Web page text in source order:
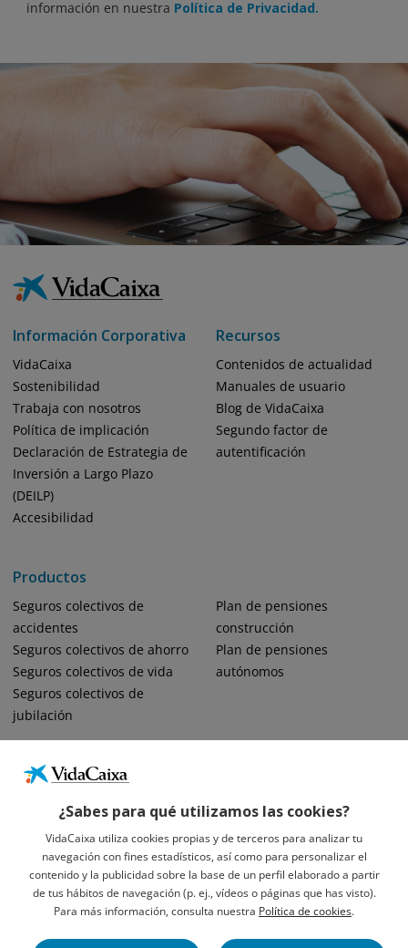
¿Sabes para qué utilizamos las cookies?
VidaCaixa utiliza cookies propias y de terceros para analizar tu
navegación con fines estadísticos, así como para personalizar el
contenido y la publicidad sobre la base de un perfil elaborado a partir
de tus hábitos de navegación (p. ej., vídeos o páginas que has visto).
Para más información, consulta nuestra Política de cookies.
información en nuestra Política de Privacidad.
Información Corporativa
VidaCaixa
Sostenibilidad
Trabaja con nosotros
Política de implicación
Declaración de Estrategia de
Inversión a Largo Plazo
(DEILP)
Accesibilidad
Productos
Seguros colectivos de
accidentes
Seguros colectivos de ahorro
Seguros colectivos de vida
Seguros colectivos de
jubilación
Plan de pensiones
construcción
Plan de pensiones
autónomos
Recursos
Contenidos de actualidad
Manuales de usuario
Blog de VidaCaixa
Segundo factor de
autentificación
Informació Legal Sobre VidaCaixa, S.A.
Avís Legal
Privacidad